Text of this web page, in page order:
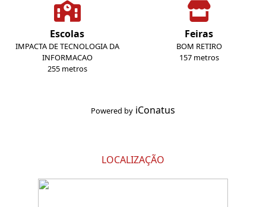
Escolas
IMPACTA DE TECNOLOGIA DA
INFORMACAO
255 metros
Feiras
BOM RETIRO
157 metros
Powered by iConatus
LOCALIZAÇÃO